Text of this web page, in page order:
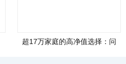
超17万家庭的高净值选择：问